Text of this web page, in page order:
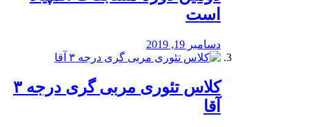
است
دسامبر 19, 2019
کلاس تئوری مربی گری درجه ۳
آقا